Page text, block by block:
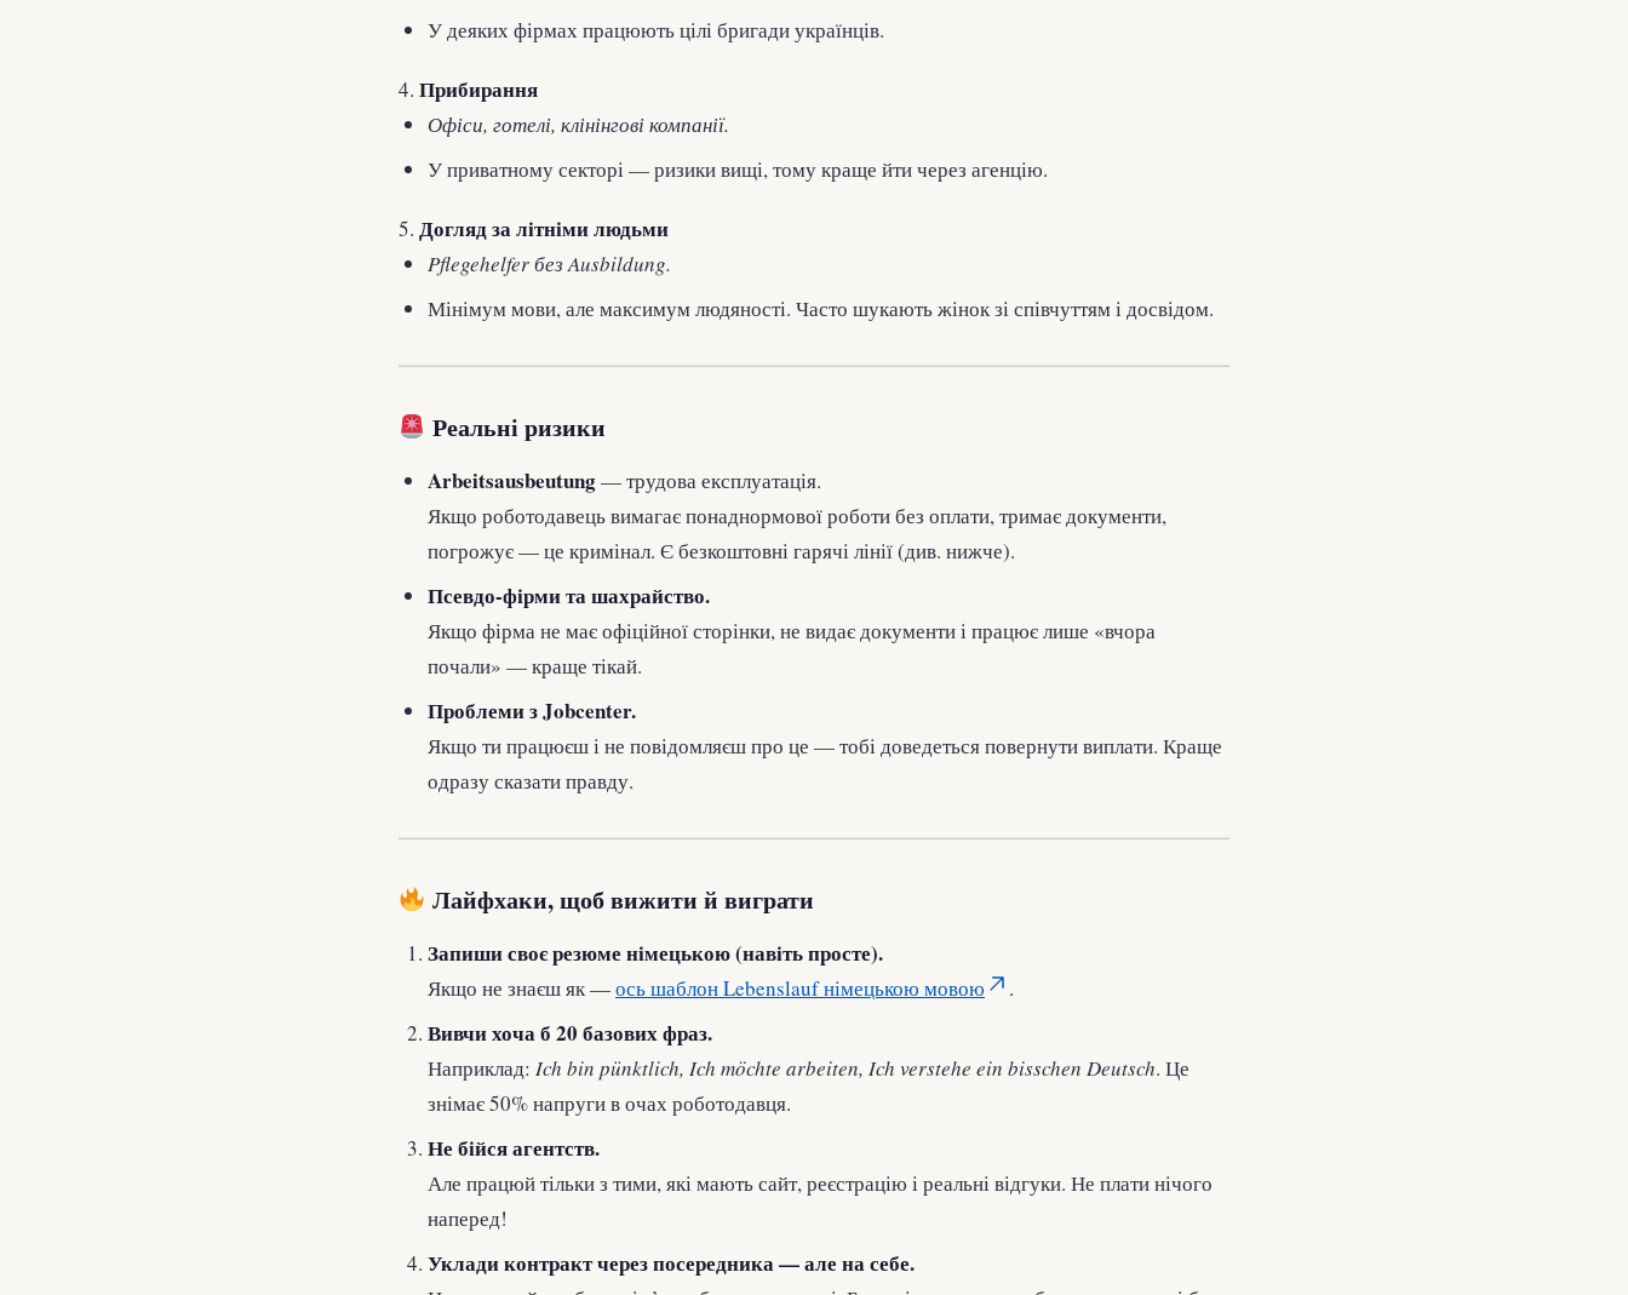
У деяких фірмах працюють цілі бригади українців.
4. Прибирання
Офіси, готелі, клінінгові компанії.
У приватному секторі — ризики вищі, тому краще йти через агенцію.
5. Догляд за літніми людьми
Pflegehelfer без Ausbildung.
Мінімум мови, але максимум людяності. Часто шукають жінок зі співчуттям і досвідом.
Реальні ризики
Arbeitsausbeutung— трудова експлуатація.
Якщо роботодавець вимагає понаднормової роботи без оплати, тримає документи,
погрожує — це кримінал. Є безкоштовні гарячі лінії (див. нижче).
Псевдо-фірми та шахрайство.
Якщо фірма не має офіційної сторінки, не видає документи і працює лише «вчора
почали» — краще тікай.
Проблеми з Jobcenter.
Якщо ти працюєш і не повідомляєш про це — тобі доведеться повернути виплати. Краще
одразу сказати правду.
Лайфхаки, щоб вижити й виграти
Запиши своє резюме німецькою (навіть просте).
Якщо не знаєш як —ось шаблон Lebenslauf німецькою мовою .
Вивчи хоча б 20 базових фраз.
Наприклад: Ich bin pünktlich, Ich möchte arbeiten, Ich verstehe ein bisschen Deutsch. Це
знімає 50% напруги в очах роботодавця.
Не бійся агентств.
Але працюй тільки з тими, які мають сайт, реєстрацію і реальні відгуки. Не плати нічого
наперед!
Уклади контракт через посередника — але на себе.